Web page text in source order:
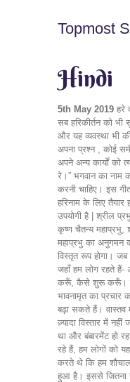
Topmost
Hindi
5th May 2019 हरे
सब हरिकीर्तन को
और यह व्यवस्था भी
अपना प्रश्न , कोई
अपने अन्य कार्यों को
रे।” भगवान का नाम
करनी चाहिए। इस
हरिनाम के लिए
उपयोगी है | श्रील
कृष्ण चैतन्य महाप्रभु,
महाप्रभु का अनुगमन
विस्तृत रूप होगा।
जहाँ हम लोग रहते हैं-
करूँ, कैसे शुरू करूँ। मेरे
भावनामृत का
बढ़ा सकते हैं। वास्तव
ज़्यादा विस्तार में
था और बंबारमेंट हो
रहे हैं, हम लोगों को
करते थे कि हम
हुआ है। इससे जितना